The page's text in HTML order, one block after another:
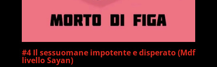
#4 Il sessuomane impotente e disperato (Mdf
livello Sayan)